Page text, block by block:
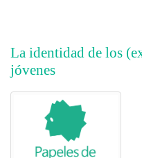
La identidad de los
jóvenes